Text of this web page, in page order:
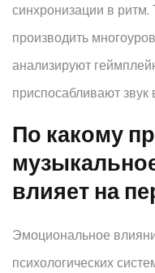
синхронизации в
производить
анализируют
приспосабливают
По какому
влияет на
Эмоциональное
психологических